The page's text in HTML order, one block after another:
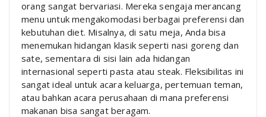
orang sangat bervariasi. Mereka sengaja merancang
menu untuk mengakomodasi berbagai preferensi dan
kebutuhan diet. Misalnya, di satu meja, Anda bisa
menemukan hidangan klasik seperti nasi goreng dan
sate, sementara di sisi lain ada hidangan
internasional seperti pasta atau steak. Fleksibilitas ini
sangat ideal untuk acara keluarga, pertemuan teman,
atau bahkan acara perusahaan di mana preferensi
makanan bisa sangat beragam.